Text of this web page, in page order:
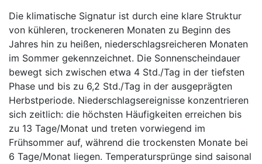
Die klimatische Signatur ist durch eine klare Struktur
von kühleren, trockeneren Monaten zu Beginn des
Jahres hin zu heißen, niederschlagsreicheren Monaten
im Sommer gekennzeichnet. Die Sonnenscheindauer
bewegt sich zwischen etwa 4 Std./Tag in der tiefsten
Phase und bis zu 6,2 Std./Tag in der ausgeprägten
Herbstperiode. Niederschlagsereignisse konzentrieren
sich zeitlich: die höchsten Häufigkeiten erreichen bis
zu 13 Tage/Monat und treten vorwiegend im
Frühsommer auf, während die trockensten Monate bei
6 Tage/Monat liegen. Temperatursprünge sind saisonal